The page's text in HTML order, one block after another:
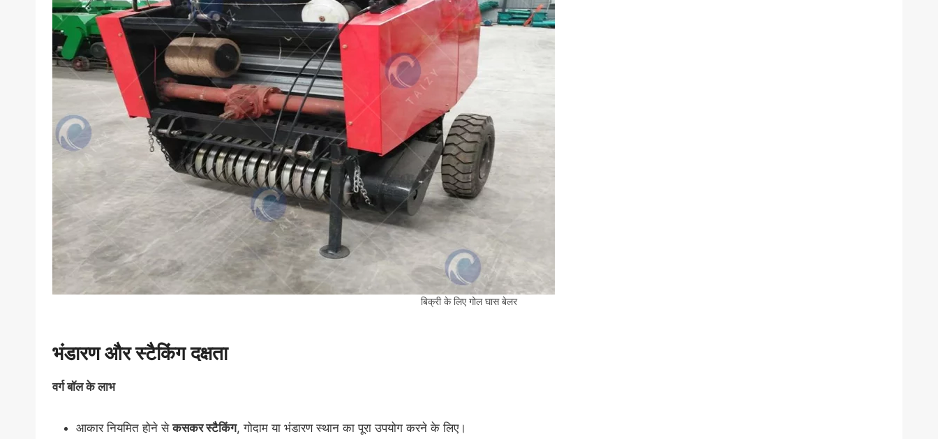
बिक्री के लिए गोल घास बेलर
भंडारण और स्टैकिंग दक्षता
वर्ग बॉल के लाभ
आकार नियमित होने सेकसकर स्टैकिंग, गोदाम या भंडारण स्थान का पूरा उपयोग करने के लिए।